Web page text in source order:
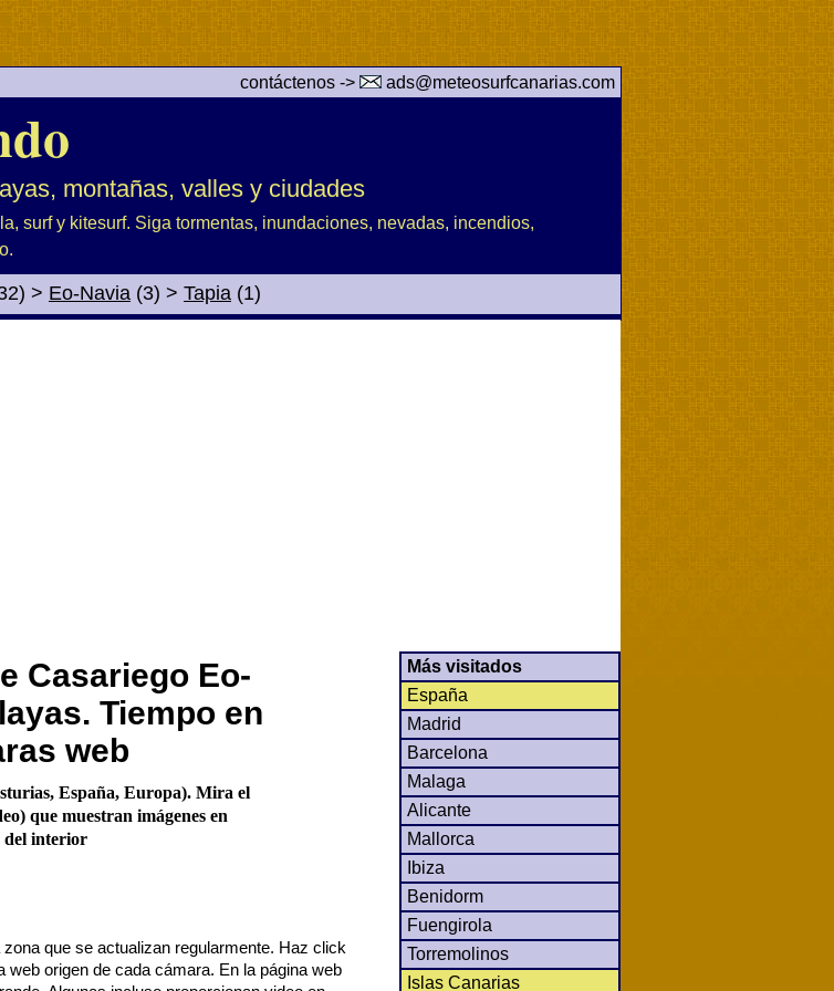
contáctenos -> ads@meteosurfcanarias.com
montañas, valles y ciudades
surf y kitesurf. Siga tormentas, inundaciones, nevadas, incendios,
> Eo-Navia (3) > Tapia (1)
Casariego Eo-
Tiempo en
web
España, Europa). Mira el
que muestran imágenes en
del interior
que se actualizan regularmente. Haz click
web origen de cada cámara. En la página web
Más visitados
España
Madrid
Barcelona
Malaga
Alicante
Mallorca
Ibiza
Benidorm
Fuengirola
Torremolinos
Islas Canarias